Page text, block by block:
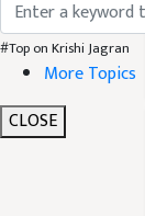
#Top on Krishi Jagran
More Topics
CLOSE